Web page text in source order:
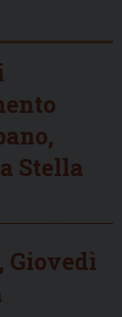
Stella
Giovedì